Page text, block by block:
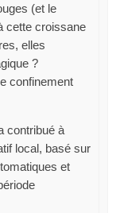
(et le
cette croissane
elles
?
confinement
contribué à
local, basé sur
et